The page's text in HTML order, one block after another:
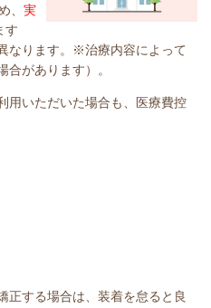
、 実
す
なります。※治療内容によって
合があります）。
用いただいた場合も、医療費控
正する場合は、装着を怠ると良